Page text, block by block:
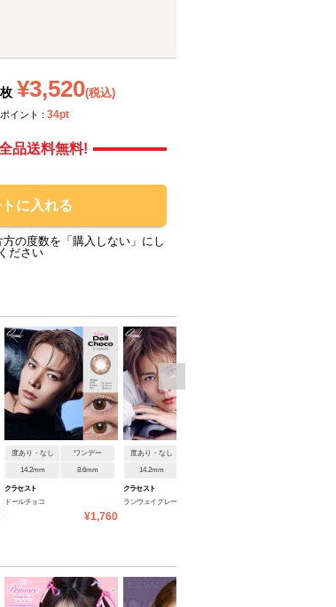
枚 ¥3,520(税込)
イント : 34pt
品送料無料!
に入れる
の度数を「購入しない」にし
ださい
度あり・なし ワンデー
14.2mm 8.6mm
クラセスト
ドールチョコ
¥1,760
度あり・なし
14.2mm
クラセスト
ランウェイグレー
>